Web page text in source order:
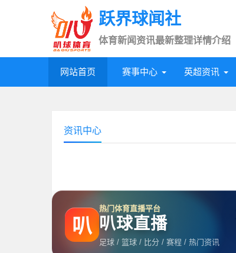
跃界球闻社
体育新闻资讯最新整理详情介绍
网站首页 赛事中心 英超资讯
资讯中心
叭
热门体育直播平台
叭球直播
足球 / 篮球 / 比分 / 赛程 / 热门资讯